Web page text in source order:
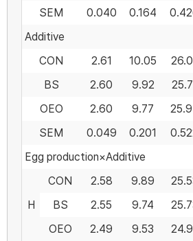
SEM 0.040 0.164
Additive
CON
2.61 10.05
BS
2.60 9.92
OEO
2.60 9.77
SEM
0.049 0.201
Egg production×Additive
H
CON 2.58 9.89
BS
2.55 9.74
OEO
2.49 9.53